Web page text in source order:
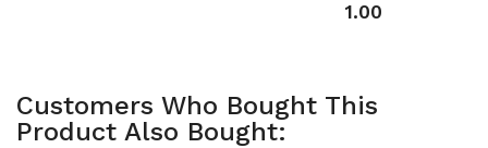
1.00
Customers Who Bought This
Product Also Bought: